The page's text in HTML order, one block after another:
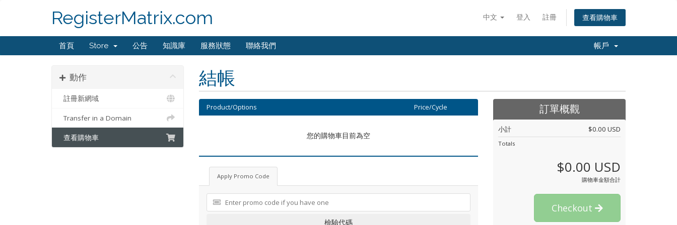
中文 登入 註冊 查看購物車
RegisterMatrix.com
首頁 Store 公告 知識庫 服務狀態 聯絡我們 帳戶
結帳
動作
註冊新網域
Transfer in a Domain
查看購物車
Product/Options Price/Cycle
您的購物車目前為空
Apply Promo Code
檢驗代碼
訂單概觀
小計 $0.00 USD
Totals
$0.00 USD
購物車金額合計
Checkout